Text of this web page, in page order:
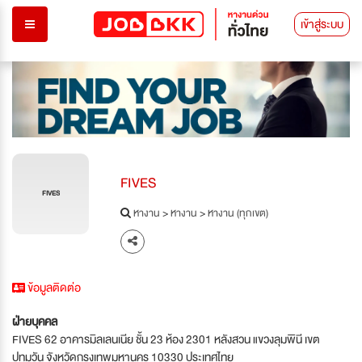
เข้าสู่ระบบ
FIVES FIVES
หางาน>หางาน>หางาน (ทุกเขต)
ข้อมูลติดต่อ
ฝ่ายบุคคล
FIVES 62 อาคารมิลเลนเนีย ชั้น 23 ห้อง 2301 หลังสวน แขวงลุมพินี เขต
ปทุมวัน จังหวัดกรุงเทพมหานคร 10330 ประเทศไทย